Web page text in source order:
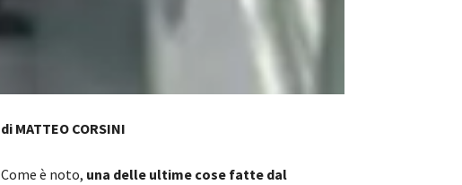
di MATTEO CORSINI
Come è noto, una delle ultime cose fatte dal